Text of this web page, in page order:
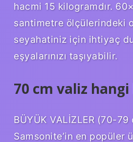
hacmi 15 kilogramdır.
santimetre ölçülerindeki
seyahatiniz için ihtiyaç
eşyalarınızı taşıyabilir.
70 cm valiz hangi
BÜYÜK VALİZLER (70-79
Samsonite’in en popüler